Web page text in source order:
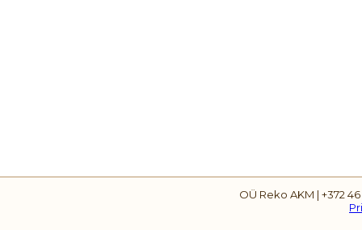
OÜ Reko AKM | +372